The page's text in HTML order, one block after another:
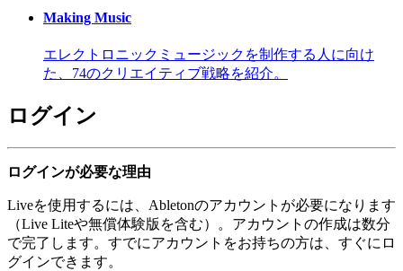
Making Music
エレクトロニックミュージックを制作する人に向け
た、74のクリエイティブ戦略を紹介。
ログイン
ログインが必要な理由
Liveを使用するには、Abletonのアカウントが必要になります
（Live Liteや無償体験版を含む）。アカウントの作成は数分
で完了します。すでにアカウントをお持ちの方は、すぐにロ
グインできます。